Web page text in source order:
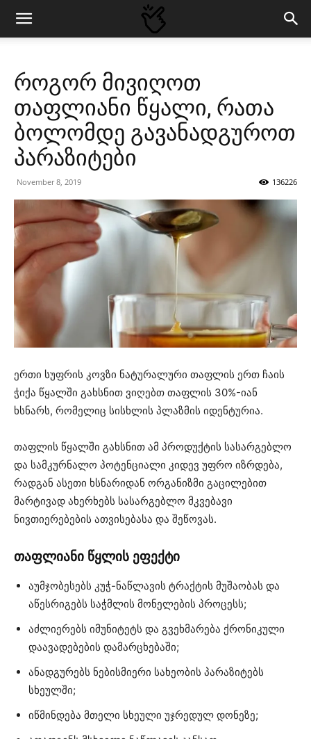
როგორ მივიღოთ
თაფლიანი წყალი, რათა
ბოლომდე გავანადგუროთ
პარაზიტები
November 8, 2019 136226
ერთი სუფრის კოვზი ნატურალური თაფლის ერთ ჩაის
ჭიქა წყალში გახსნით ვიღებთ თაფლის 30%-იან
ხსნარს, რომელიც სისხლის პლაზმის იდენტურია.
თაფლის წყალში გახსნით ამ პროდუქტის სასარგებლო
და სამკურნალო პოტენციალი კიდევ უფრო იზრდება,
რადგან ასეთი ხსნარიდან ორგანიზმი გაცილებით
მარტივად ახერხებს სასარგებლო მკვებავი
ნივთიერებების ათვისებასა და შეწოვას.
თაფლიანი წყლის ეფექტი
აუმჯობესებს კუჭ-ნაწლავის ტრაქტის მუშაობას და
აწესრიგებს საჭმლის მონელების პროცესს;
აძლიერებს იმუნიტეტს და გვეხმარება ქრონიკული
დაავადებების დამარცხებაში;
ანადგურებს ნებისმიერი სახეობის პარაზიტებს
სხეულში;
იწმინდება მთელი სხეული უჯრედულ დონეზე;